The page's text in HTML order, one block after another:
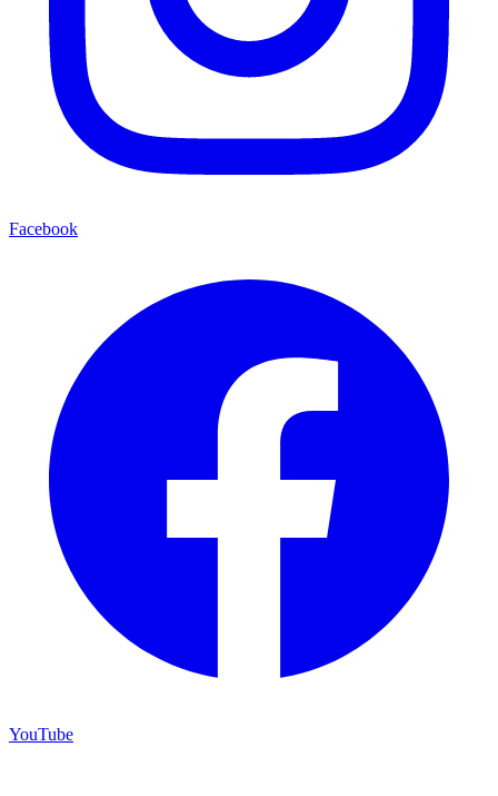
Facebook
YouTube